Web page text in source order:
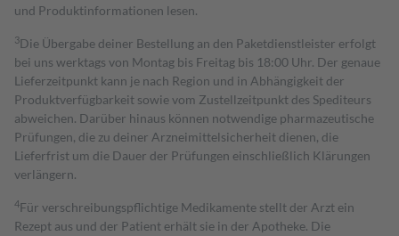
und Produktinformationen lesen.
3Die Übergabe deiner Bestellung an den Paketdienstleister erfolgt
bei uns werktags von Montag bis Freitag bis 18:00 Uhr. Der genaue
Lieferzeitpunkt kann je nach Region und in Abhängigkeit der
Produktverfügbarkeit sowie vom Zustellzeitpunkt des Spediteurs
abweichen. Darüber hinaus können notwendige pharmazeutische
Prüfungen, die zu deiner Arzneimittelsicherheit dienen, die
Lieferfrist um die Dauer der Prüfungen einschließlich Klärungen
verlängern.
4Für verschreibungspflichtige Medikamente stellt der Arzt ein
Rezept aus und der Patient erhält sie in der Apotheke. Die